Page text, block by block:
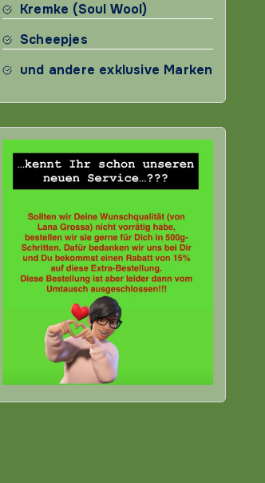
Kremke (Soul Wool)
Scheepjes
und andere exklusive Marken